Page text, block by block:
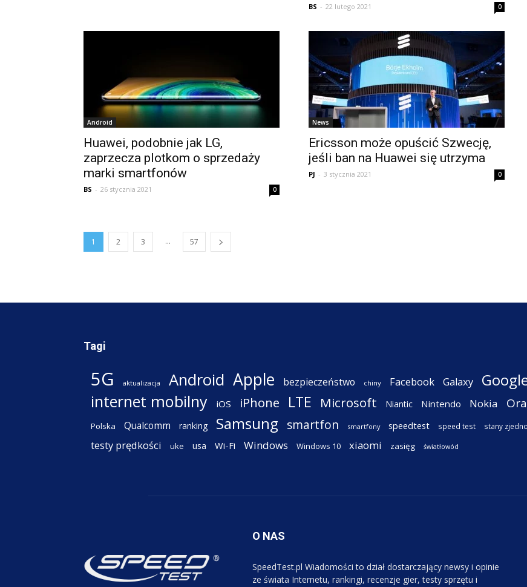
BS - 22 lutego 2021 0
Android
Huawei, podobnie jak LG,
zaprzecza plotkom o sprzedaży
marki smartfonów
BS - 26 stycznia 2021 0
News
Ericsson może opuścić Szwecję,
jeśli ban na Huawei się utrzyma
PJ - 3 stycznia 2021 0
1 2 3 ... 57
Tagi
5G aktualizacja Android Apple bezpieczeństwo chiny Facebook Galaxy
internet mobilny iOS iPhone LTE Microsoft Niantic Nintendo Nokia
Polska Qualcomm ranking Samsung smartfon smartfony speedtest speed test stany
testy prędkości uke usa Wi-Fi Windows Windows 10 xiaomi zasięg światłowód
O NAS
SpeedTest.pl Wiadomości to dział dostarczający newsy i opinie
ze świata Internetu, rankingi, recenzje gier, testy sprzętu i